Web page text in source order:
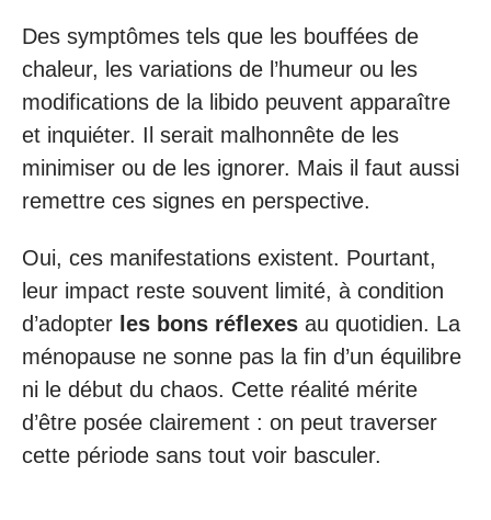
Des symptômes tels que les bouffées de
chaleur, les variations de l’humeur ou les
modifications de la libido peuvent apparaître
et inquiéter. Il serait malhonnête de les
minimiser ou de les ignorer. Mais il faut aussi
remettre ces signes en perspective.
Oui, ces manifestations existent. Pourtant,
leur impact reste souvent limité, à condition
d’adopter les bons réflexes au quotidien. La
ménopause ne sonne pas la fin d’un équilibre
ni le début du chaos. Cette réalité mérite
d’être posée clairement : on peut traverser
cette période sans tout voir basculer.